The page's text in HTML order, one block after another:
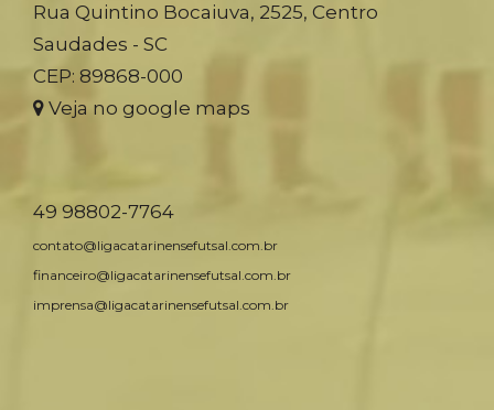
Rua Quintino Bocaiuva, 2525, Centro
Saudades - SC
CEP: 89868-000
Veja no google maps
49 98802-7764
contato@ligacatarinensefutsal.com.br
financeiro@ligacatarinensefutsal.com.br
imprensa@ligacatarinensefutsal.com.br